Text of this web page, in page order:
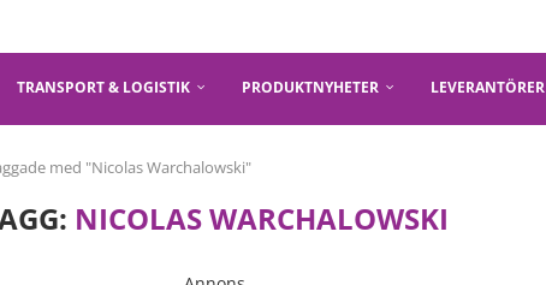
TRANSPORT & LOGISTIK PRODUKTNYHETER LEVERANTÖRER
med "Nicolas Warchalowski"
NICOLAS WARCHALOWSKI